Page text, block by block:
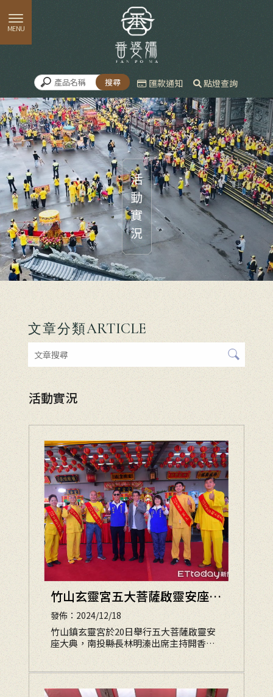
匯款通知 點燈查詢
活動實況
文章分類ARTICLE
活動實況
竹山玄靈宮五大菩薩啟靈安座
南投縣長祈疫情消弭、烏俄重歸
和平
發佈：2024/12/18
竹山鎮玄靈宮於20日舉行五大菩薩啟靈安
座大典，南投縣長林明溱出席主持開香儀
式，除祈求國泰民安、風調雨順，新冠肺
炎疫情早日消弭、經濟復甦，民眾安居樂
業，也為俄烏戰事祈福，期許世界重歸和
平。